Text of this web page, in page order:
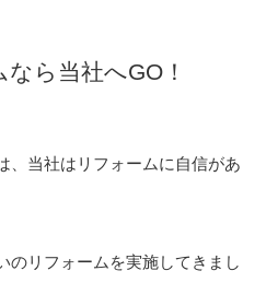
ら当社へGO！
、当社はリフォームに自信があ
のリフォームを実施してきまし